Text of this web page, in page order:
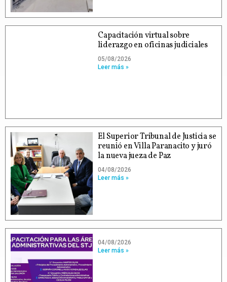
Capacitación virtual sobre
liderazgo en oficinas judiciales
05/08/2026
Leer más »
El Superior Tribunal de Justicia se
reunió en Villa Paranacito y juró
la nueva jueza de Paz
04/08/2026
Leer más »
04/08/2026
Leer más »